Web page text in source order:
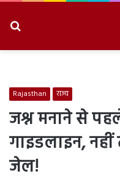
Rajasthan राज्य
जश्न मनाने से
गाइडलाइन,
जेल!